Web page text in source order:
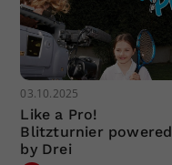
03.10.2025
Like a Pro!
Blitzturnier powered
by Drei